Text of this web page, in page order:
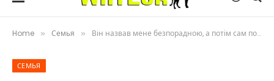
Home » Семья » Він назвав мене безпорадною, а потім сам почав благати
СЕМЬЯ